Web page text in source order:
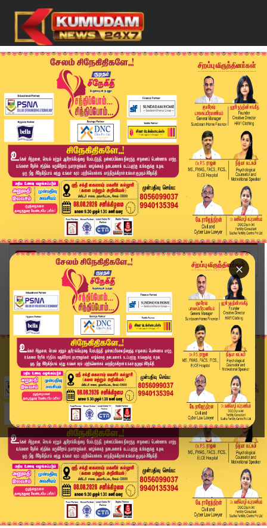
×
Home
வீடியோ ஸ்டோரி
இன்றைக்கு இதுதான்.. தே.மு.தி.க கூட்டணி மாறிய கா...